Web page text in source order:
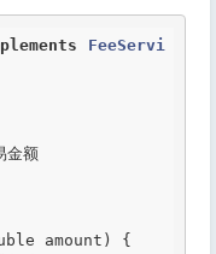
FeeServi
金额
amount) {